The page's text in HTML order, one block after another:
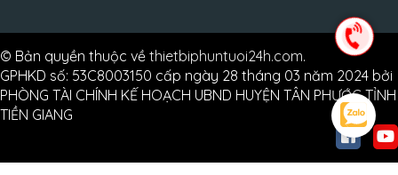
© Bản quyền thuộc về thietbiphuntuoi24h.com.
GPHKD số: 53C8003150 cấp ngày 28 tháng 03 năm 2024 bởi
PHÒNG TÀI CHÍNH KẾ HOẠCH UBND HUYỆN TÂN PHƯỚC TỈNH
TIỀN GIANG